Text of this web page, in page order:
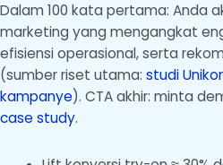
Dalam 100 kata pertama: Anda
marketing yang mengangkat
efisiensi operasional, serta
(sumber riset utama: studi
kampanye). CTA akhir: minta
case study.